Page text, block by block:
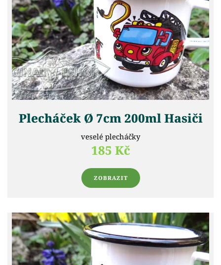
Plecháček Ø 7cm 200ml Hasiči
veselé plecháčky
185 Kč
ZOBRAZIT